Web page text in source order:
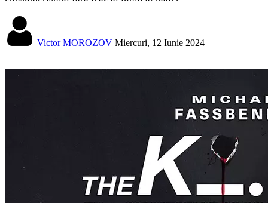
Victor MOROZOV Miercuri, 12 Iunie 2024